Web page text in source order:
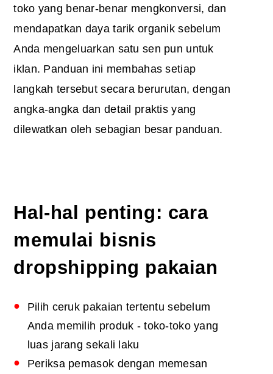
toko yang benar-benar mengkonversi, dan
mendapatkan daya tarik organik sebelum
Anda mengeluarkan satu sen pun untuk
iklan. Panduan ini membahas setiap
langkah tersebut secara berurutan, dengan
angka-angka dan detail praktis yang
dilewatkan oleh sebagian besar panduan.
Hal-hal penting: cara
memulai bisnis
dropshipping pakaian
Pilih ceruk pakaian tertentu sebelum
Anda memilih produk - toko-toko yang
luas jarang sekali laku
Periksa pemasok dengan memesan